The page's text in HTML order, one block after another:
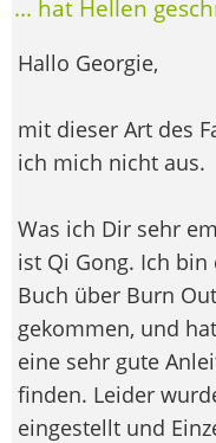
... hat Hellen
Hallo Georgie,
mit dieser Art des
ich mich nicht aus.
Was ich Dir sehr
ist Qi Gong. Ich bin
Buch über Burn
gekommen, und
eine sehr gute
finden. Leider
eingestellt und